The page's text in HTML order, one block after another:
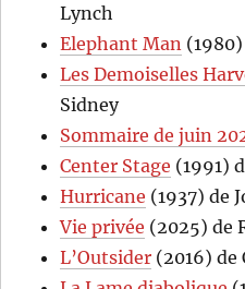
Lynch
Elephant Man
Les Demoiselles
Sidney
Sommaire de juin
Center Stage (1991)
Hurricane (1937) de
Vie privée (2025) de
L’Outsider (2016)